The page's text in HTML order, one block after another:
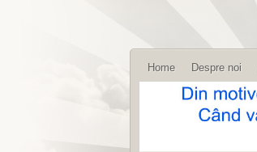
Home Despre noi